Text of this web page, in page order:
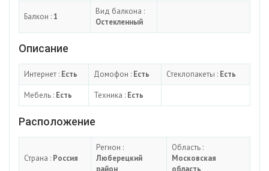
Балкон :1
Вид балкона :
Остекленный
Описание
Интернет : Есть Домофон : Есть Стеклопакеты : Есть
Мебель : Есть Техника : Есть
Расположение
Страна : Россия
Регион :
Люберецкий
Область :
Московская